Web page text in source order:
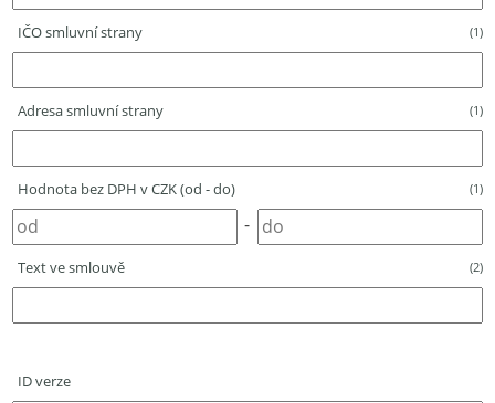
IČO smluvní strany (1)
Adresa smluvní strany (1)
Hodnota bez DPH v CZK (od - do) (1)
-
Text ve smlouvě (2)
ID verze